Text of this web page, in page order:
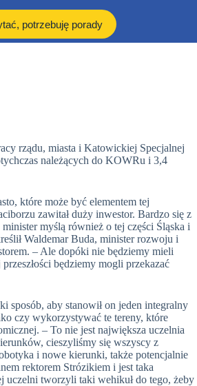
potrzebuję porady
rządu, miasta i Katowickiej Specjalnej
należących do KOWRu i 3,4
które może być elementem tej
zawitał duży inwestor. Bardzo się z
myślą również o tej części Śląska i
Waldemar Buda, minister rozwoju i
– Ale dopóki nie będziemy mieli
będziemy mogli przekazać
sposób, aby stanowił on jeden integralny
czy wykorzystywać te tereny, które
– To nie jest największa uczelnia
cieszyliśmy się wszyscy z
i nowe kierunki, także potencjalnie
rektorem Strózikiem i jest taka
uczelni tworzyli taki wehikuł do tego, żeby